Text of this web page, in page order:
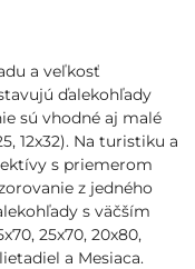
a veľkosť
ďalekohľady
sú vhodné aj malé
12x32). Na turistiku a
s priemerom
z jedného
s väčším
25x70, 20x80,
a Mesiaca.